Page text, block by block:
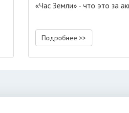
«Час Земли» - что это за
Подробнее >>